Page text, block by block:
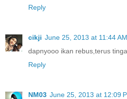
Reply
cikji June 25, 2013 at 11:44 AM
dapnyooo ikan rebus,terus
Reply
NM03 June 25, 2013 at 12:09